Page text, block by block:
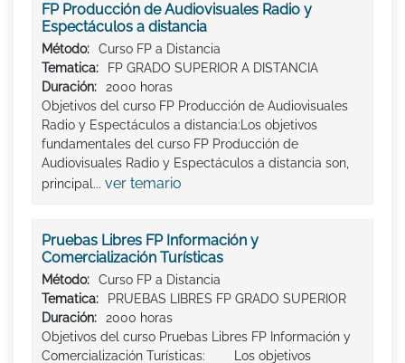
FP Producción de Audiovisuales Radio y
Espectáculos a distancia
Método:
Curso FP a Distancia
Tematica:
FP GRADO SUPERIOR A DISTANCIA
Duración:
2000 horas
Objetivos del curso FP Producción de Audiovisuales
Radio y Espectáculos a distancia:Los objetivos
fundamentales del curso FP Producción de
Audiovisuales Radio y Espectáculos a distancia son,
principal... ver temario
Pruebas Libres FP Información y
Comercialización Turísticas
Método:
Curso FP a Distancia
Tematica:
PRUEBAS LIBRES FP GRADO SUPERIOR
Duración:
2000 horas
Objetivos del curso Pruebas Libres FP Información y
Comercialización Turísticas: Los objetivos